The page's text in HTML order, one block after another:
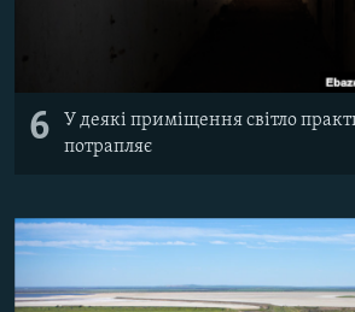
6
У деякі приміщення світло
потрапляє